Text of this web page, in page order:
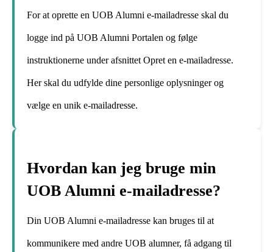
For at oprette en UOB Alumni e-mailadresse skal du
logge ind på UOB Alumni Portalen og følge
instruktionerne under afsnittet Opret en e-mailadresse.
Her skal du udfylde dine personlige oplysninger og
vælge en unik e-mailadresse.
Hvordan kan jeg bruge min
UOB Alumni e-mailadresse?
Din UOB Alumni e-mailadresse kan bruges til at
kommunikere med andre UOB alumner, få adgang til